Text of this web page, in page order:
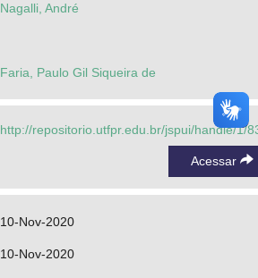
Nagalli, André
Faria, Paulo Gil Siqueira de
http://repositorio.utfpr.edu.br/jspui/handle/1/
Acessar
10-Nov-2020
10-Nov-2020